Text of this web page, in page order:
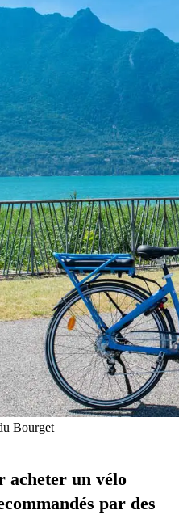
Bourget
acheter un vélo
par des